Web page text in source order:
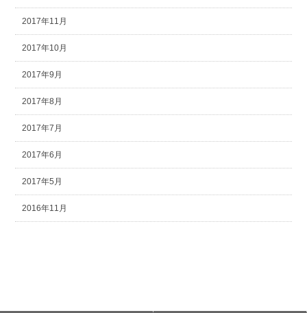
2017年11月
2017年10月
2017年9月
2017年8月
2017年7月
2017年6月
2017年5月
2016年11月